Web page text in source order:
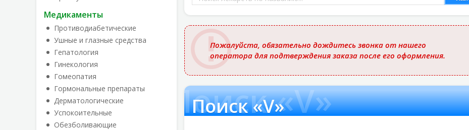
Медикаменты
Противодиабетические
Ушные и глазные средства
Гепатология
Гинекология
Гомеопатия
Гормональные препараты
Дерматологические
Успокоительные
Обезболивающие
лекарств
по
названию
Пожалуйста, обязательно дождитесь звонка от нашего
оператора для подтверждения заказа после его оформления.
Поиск «V»
Поиск «V»